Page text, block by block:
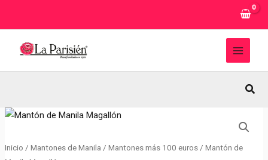
MAIN
Inicio / Mantones de Manila / Mantones más 100 euros/ Mantón de